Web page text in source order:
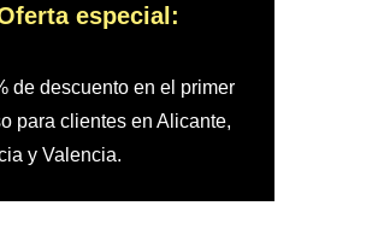
especial:
de descuento en el primer
para clientes en Alicante,
y Valencia.